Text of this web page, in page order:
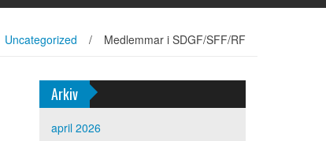
Uncategorized / Medlemmar i SDGF/SFF/RF
Arkiv
april 2026